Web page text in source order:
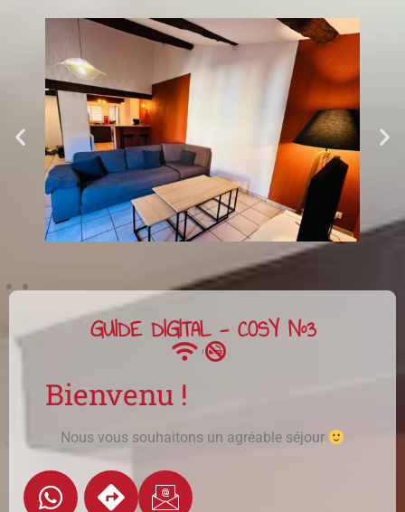
GUIDE DIGITAL - COSY N°3
Bienvenu !
Nous vous souhaitons un agréable séjour